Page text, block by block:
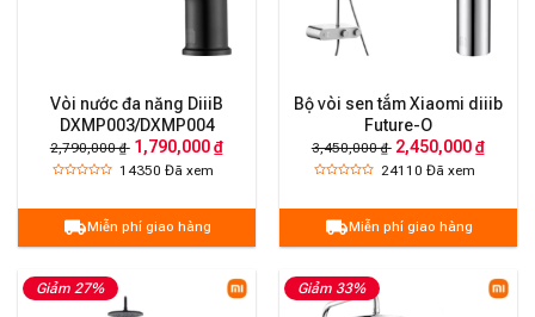
Vòi nước đa năng DiiiB
DXMP003/DXMP004
2,790,000 ₫ 1,790,000 ₫
14350Đã xem
Miễn phí giao hàng
Bộ vòi sen tắm Xiaomi diiib
Future-O
3,450,000 ₫ 2,450,000 ₫
24110Đã xem
Miễn phí giao hàng
Giảm 27% Giảm 33%